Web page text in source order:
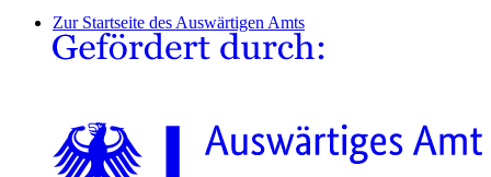
Zur Startseite des Auswärtigen Amts